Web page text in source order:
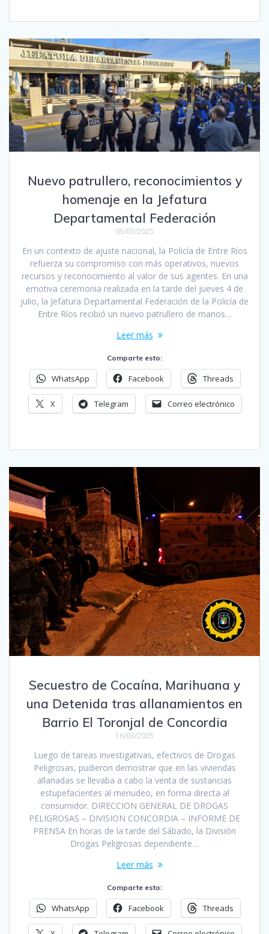
Nuevo patrullero, reconocimientos y
homenaje en la Jefatura
Departamental Federación
05/07/2025
En un contexto de ajuste nacional, la Policía de Entre Ríos
refuerza su compromiso con más operativos, nuevos
recursos y reconocimiento al valor de sus agentes. En una
emotiva ceremonia realizada en la tarde del jueves 4 de
julio, la Jefatura Departamental Federación de la Policía de
Entre Ríos recibió un nuevo patrullero de manos…
Leer más
Comparte esto:
WhatsApp Facebook Threads
X Telegram Correo electrónico
Secuestro de Cocaína, Marihuana y
una Detenida tras allanamientos en
Barrio El Toronjal de Concordia
16/03/2025
Luego de tareas investigativas, efectivos de Drogas
Peligrosas, pudieron demostrar que en las viviendas
allanadas se llevaba a cabo la venta de sustancias
estupefacientes al menudeo, en forma directa al
consumidor. DIRECCION GENERAL DE DROGAS
PELIGROSAS – DIVISION CONCORDIA – INFORME DE
PRENSA En horas de la tarde del Sábado, la División
Drogas Peligrosas dependiente…
Leer más
Comparte esto:
WhatsApp Facebook Threads